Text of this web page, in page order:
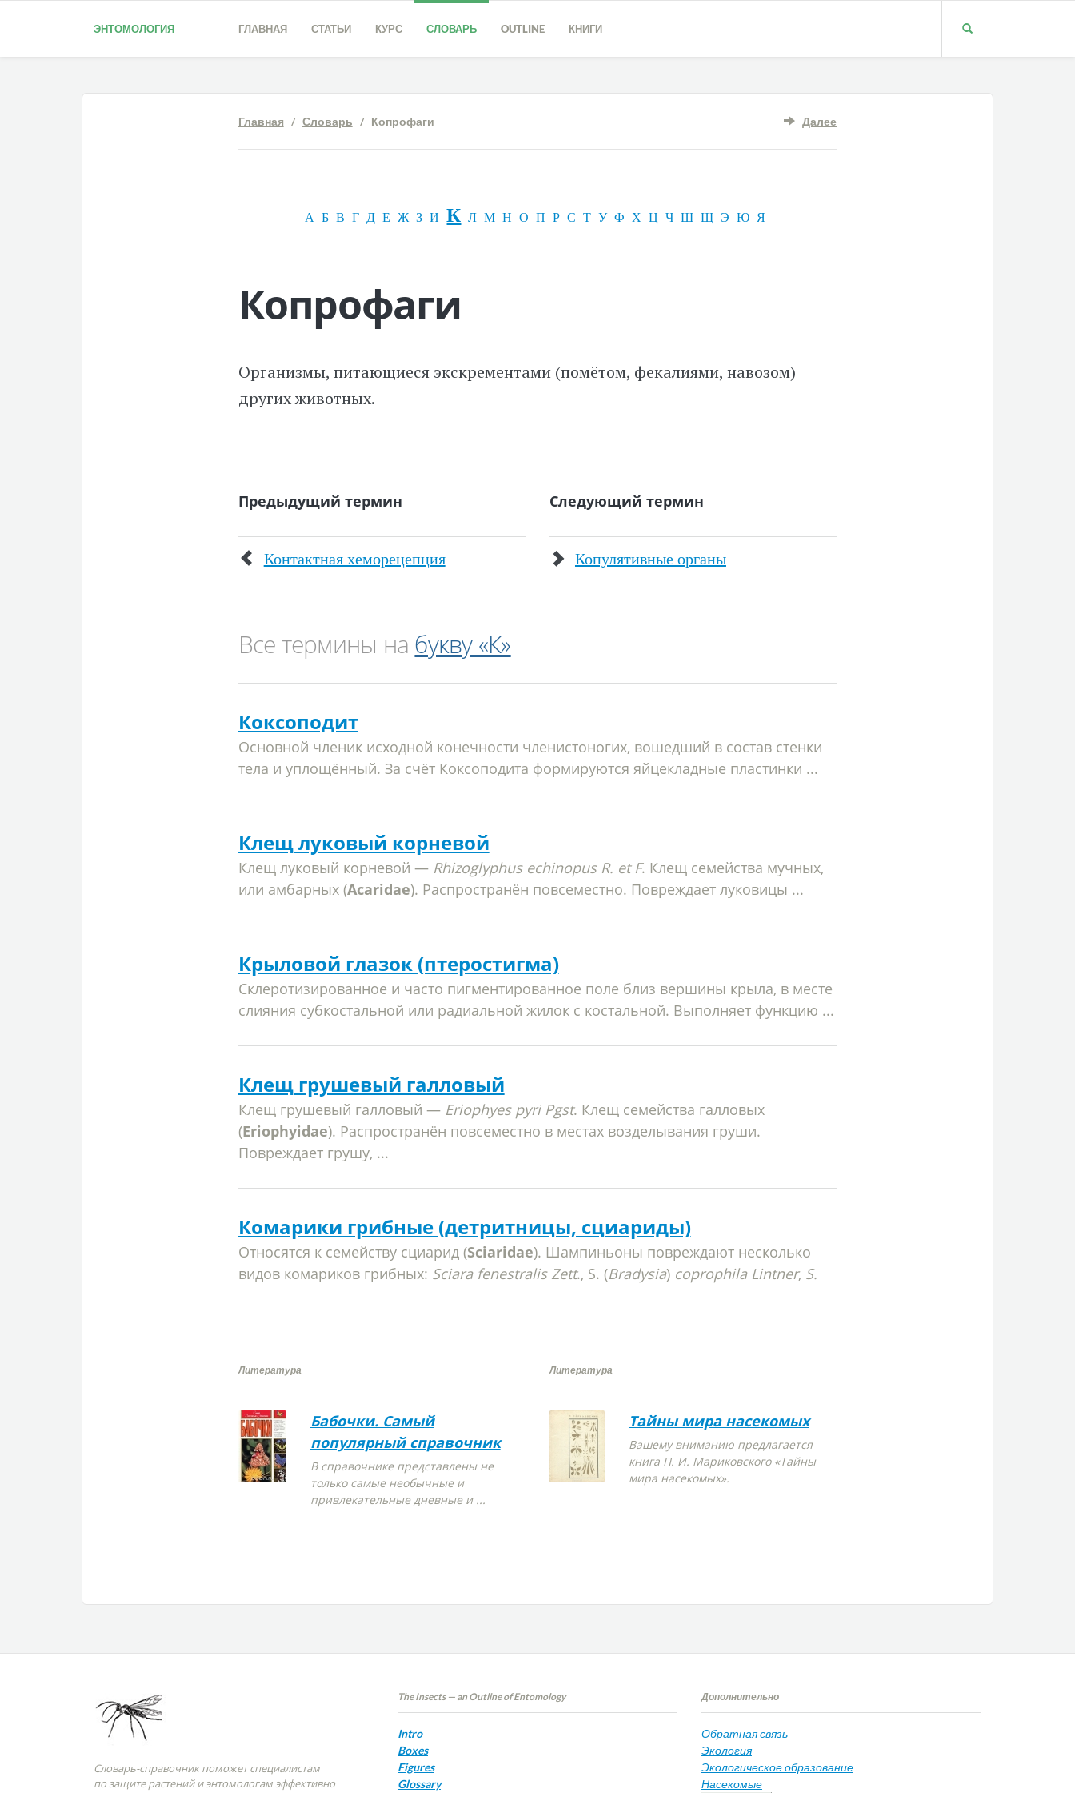
ЭНТОМОЛОГИЯ ГЛАВНАЯ СТАТЬИ КУРС СЛОВАРЬ OUTLINE КНИГИ
Главная / Словарь / Копрофаги Далее
А Б В Г Д Е Ж З И К Л М Н О П Р С Т У Ф Х Ц Ч Ш Щ Э Ю Я
Копрофаги
Организмы, питающиеся экскрементами (помётом, фекалиями, навозом)
других животных.
Предыдущий термин
Контактная хеморецепция
Следующий термин
Копулятивные органы
Все термины на букву «К»
Коксоподит
Основной членик исходной конечности членистоногих, вошедший в состав стенки
тела и уплощённый. За счёт Коксоподита формируются яйцекладные пластинки ...
Клещ луковый корневой
Клещ луковый корневой — Rhizoglyphus echinopus R. et F. Клещ семейства мучных,
или амбарных (Acaridae). Распространён повсеместно. Повреждает луковицы ...
Крыловой глазок (птеростигма)
Склеротизированное и часто пигментированное поле близ вершины крыла, в месте
слияния субкостальной или радиальной жилок с костальной. Выполняет функцию ...
Клещ грушевый галловый
Клещ грушевый галловый — Eriophyes pyri Pgst. Клещ семейства галловых
(Eriophyidae). Распространён повсеместно в местах возделывания груши.
Повреждает грушу, ...
Комарики грибные (детритницы, сциариды)
Относятся к семейству сциарид (Sciaridae). Шампиньоны повреждают несколько
видов комариков грибных: Sciara fenestralis Zett., S. (Bradysia) coprophila Lintner, S.
Литература
Бабочки. Самый
популярный справочник
В справочнике представлены не
только самые необычные и
привлекательные дневные и ...
Литература
Тайны мира насекомых
Вашему вниманию предлагается
книга П. И. Мариковского «Тайны
мира насекомых».
Словарь-справочник поможет специалистам
по защите растений и энтомологам эффективно
The Insects — an Outline of Entomology
Intro
Boxes
Figures
Glossary
Дополнительно
Обратная связь
Экология
Экологическое образование
Насекомые